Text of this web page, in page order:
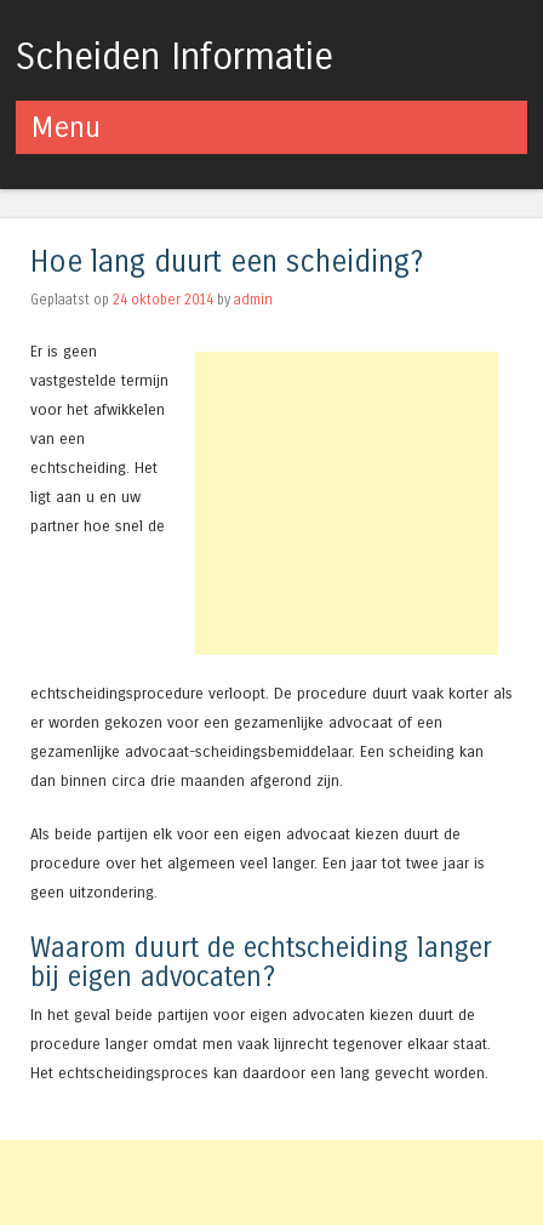
Scheiden Informatie
Menu
Hoe lang duurt een scheiding?
Geplaatst op 24 oktober 2014 by admin
Er is geen
vastgestelde termijn
voor het afwikkelen
van een
echtscheiding. Het
ligt aan u en uw
partner hoe snel de
echtscheidingsprocedure verloopt. De procedure duurt vaak korter als
er worden gekozen voor een gezamenlijke advocaat of een
gezamenlijke advocaat-scheidingsbemiddelaar. Een scheiding kan
dan binnen circa drie maanden afgerond zijn.
Als beide partijen elk voor een eigen advocaat kiezen duurt de
procedure over het algemeen veel langer. Een jaar tot twee jaar is
geen uitzondering.
Waarom duurt de echtscheiding langer
bij eigen advocaten?
In het geval beide partijen voor eigen advocaten kiezen duurt de
procedure langer omdat men vaak lijnrecht tegenover elkaar staat.
Het echtscheidingsproces kan daardoor een lang gevecht worden.